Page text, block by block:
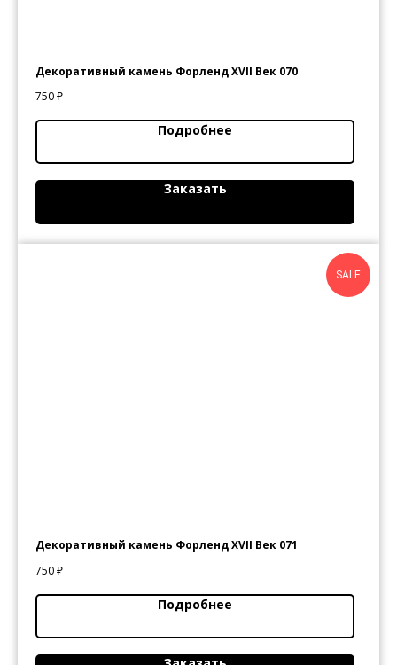
Декоративный камень Форленд XVII Век 070
750₽
Подробнее
Заказать
SALE
Декоративный камень Форленд XVII Век 071
750₽
Подробнее